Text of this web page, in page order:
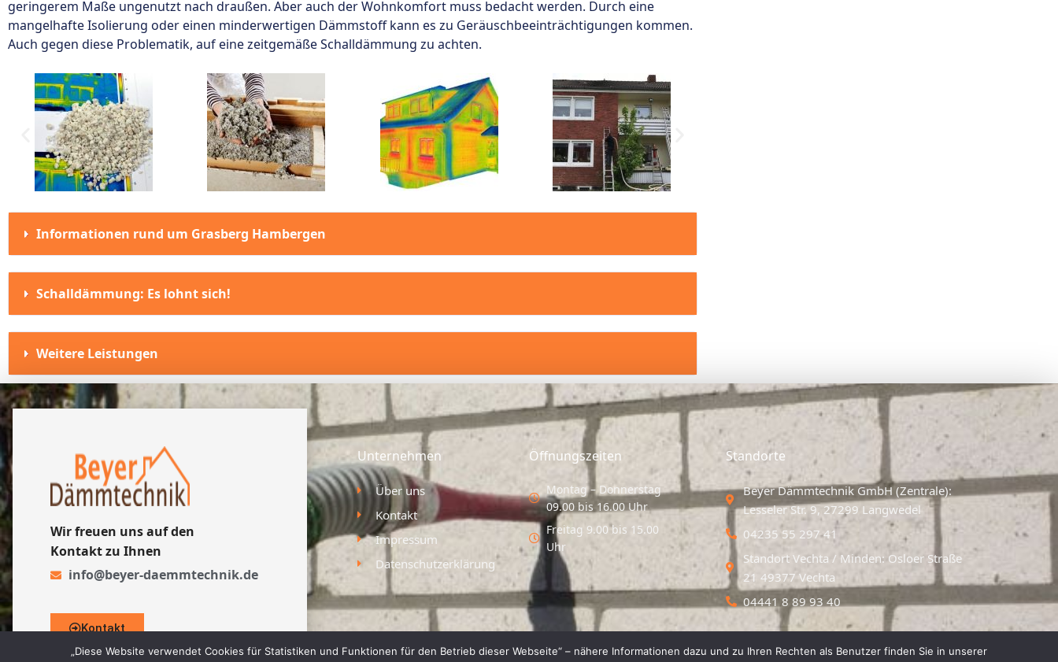
geringerem Maße ungenutzt nach draußen. Aber auch der Wohnkomfort muss bedacht werden. Durch eine
mangelhafte Isolierung oder einen minderwertigen Dämmstoff kann es zu Geräuschbeeinträchtigungen kommen.
Auch gegen diese Problematik, auf eine zeitgemäße Schalldämmung zu achten.
Informationen rund um Grasberg Hambergen
Schalldämmung: Es lohnt sich!
Weitere Leistungen
Wir freuen uns auf den
Kontakt zu Ihnen
info@beyer-daemmtechnik.de
Kontakt
Unternehmen
Über uns
Kontakt
Impressum
Datenschutzerklärung
Öffnungszeiten
Montag – Donnerstag
09.00 bis 16.00 Uhr
Freitag 9.00 bis 15.00
Uhr
Standorte
Beyer Dämmtechnik GmbH (Zentrale):
Lesseler Str. 9, 27299 Langwedel
04235 55 297 41
Standort Vechta / Minden: Osloer Straße
21 49377 Vechta
04441 8 89 93 40
„Diese Website verwendet Cookies für Statistiken und Funktionen für den Betrieb dieser Webseite“ – nähere Informationen dazu und zu Ihren Rechten als Benutzer finden Sie in unserer